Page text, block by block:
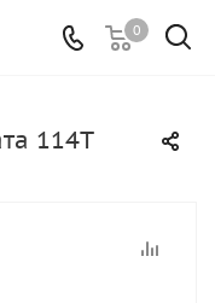
0
114Т